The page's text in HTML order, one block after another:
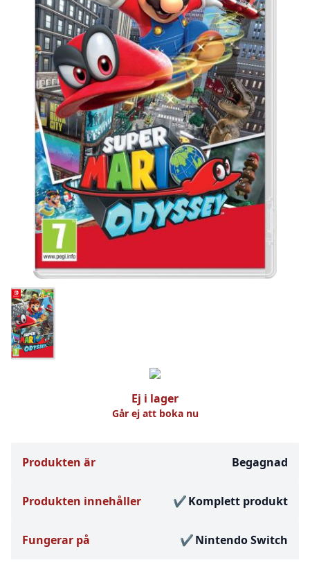
Ej i lager
Går ej att boka nu
Produkten är Begagnad
Produkten innehåller Komplett produkt
Fungerar på Nintendo Switch